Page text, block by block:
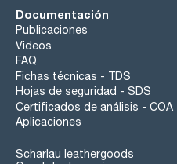
Documentación
Publicaciones
Videos
FAQ
Fichas técnicas - TDS
Hojas de seguridad - SDS
Certificados de análisis - COA
Aplicaciones
Scharlau leathergoods